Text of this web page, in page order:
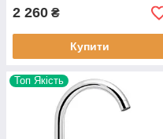
2 260 ₴
Купити
Топ Якість